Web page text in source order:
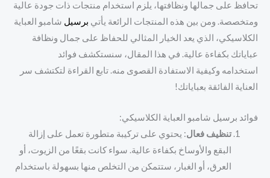
تحافظ على جمالها ونظافتها، يلزم استخدام منتجات ذات جودة عالية
ومتخصصة. ومن بين هذه المنتجات الرائعة يأتي برسيل شامبو العباية
الكلاسيكي، الذي يعد الخيار المثالي للحفاظ على جمال ونظافة
عباياتك بكفاءة عالية. في هذا المقال، سنستكشف فوائد
استخدامه وكيفية الاستفادة القصوى منه. تابع القراءة لتكتشف سر
العناية الفائقة بعباياتك!
فوائد برسيل شامبو العباية الكلاسيكي:
تنظيف فعال: يحتوي على تركيبة متطورة تعمل على إزالة
البقع والأوساخ بكفاءة عالية. سواء كانت بقعًا من الزيوت، أو
العرق، أو الغبار، ستتمكن من التخلص منها بسهولة باستخدام